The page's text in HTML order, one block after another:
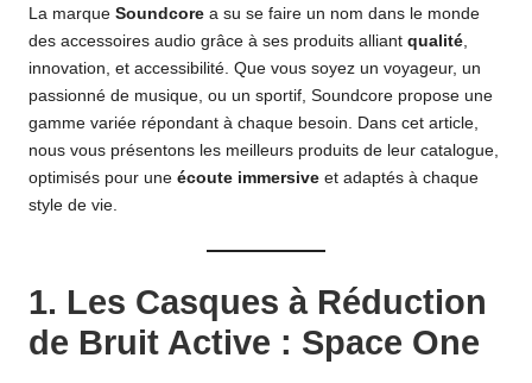
La marque Soundcore a su se faire un nom dans le monde
des accessoires audio grâce à ses produits alliant qualité,
innovation, et accessibilité. Que vous soyez un voyageur, un
passionné de musique, ou un sportif, Soundcore propose une
gamme variée répondant à chaque besoin. Dans cet article,
nous vous présentons les meilleurs produits de leur catalogue,
optimisés pour une écoute immersive et adaptés à chaque
style de vie.
1. Les Casques à Réduction
de Bruit Active : Space One